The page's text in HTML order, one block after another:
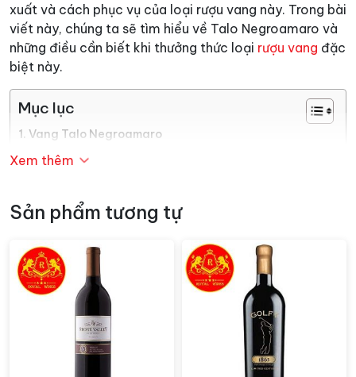
xuất và cách phục vụ của loại rượu vang này. Trong bài
viết này, chúng ta sẽ tìm hiểu về Talo Negroamaro và
những điều cần biết khi thưởng thức loại rượu vang đặc
biệt này.
Mục lục
Vang Talo Negroamaro
Thưởng thức Rượu vang Talo Negroamaro
Vang Talo Negroamaro
giống nho Negroamaro. Một giống nho nổi tiếng thế
giới được dùng làm rượu vang. Đặc biệt nó là đặc sản
của vùng Puglia – Ý. Vì khi nho được trồng ở nợi đây
đem lại mùi vị đặc biệt hơn. Những trái nho màu đen và
có vị chát vừa phải cộng thêm mùi thơm dịu nhẹ rất
được yêu thích.
Xem thêm
Sản phẩm tương tự